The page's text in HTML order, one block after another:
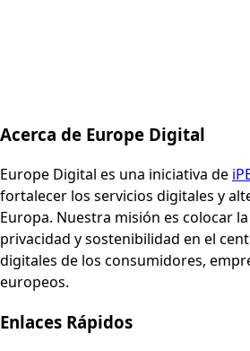
Acerca de Europe Digital
Europe Digital es una iniciativa de
fortalecer los servicios digitales y
Europa. Nuestra misión es colocar
privacidad y sostenibilidad en el
digitales de los consumidores,
europeos.
Enlaces Rápidos